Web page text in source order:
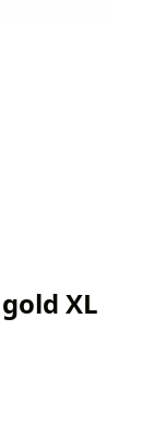
XL